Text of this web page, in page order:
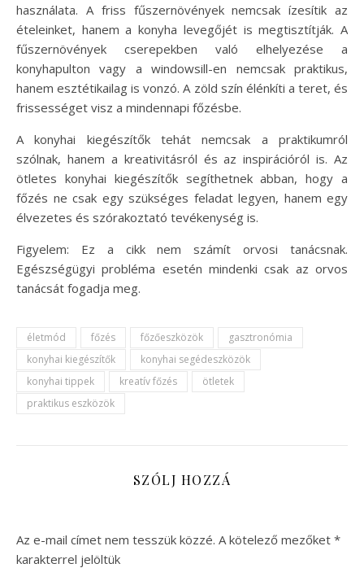
használata. A friss fűszernövények nemcsak ízesítik az
ételeinket, hanem a konyha levegőjét is megtisztítják. A
fűszernövények cserepekben való elhelyezése a
konyhapulton vagy a windowsill-en nemcsak praktikus,
hanem esztétikailag is vonzó. A zöld szín élénkíti a teret, és
frissességet visz a mindennapi főzésbe.
A konyhai kiegészítők tehát nemcsak a praktikumról
szólnak, hanem a kreativitásról és az inspirációról is. Az
ötletes konyhai kiegészítők segíthetnek abban, hogy a
főzés ne csak egy szükséges feladat legyen, hanem egy
élvezetes és szórakoztató tevékenység is.
Figyelem: Ez a cikk nem számít orvosi tanácsnak.
Egészségügyi probléma esetén mindenki csak az orvos
tanácsát fogadja meg.
életmód főzés főzőeszközök
gasztronómia
konyhai kiegészítők
konyhai segédeszközök
konyhai tippek
kreatív főzés
ötletek
praktikus eszközök
SZÓLJ HOZZÁ
Az e-mail címet nem tesszük közzé. A kötelező mezőket *
karakterrel jelöltük